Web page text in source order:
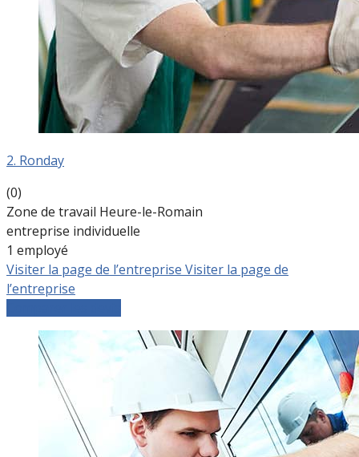
2. Ronday
(0)
Zone de travail Heure-le-Romain
entreprise individuelle
1 employé
Visiter la page de l’entreprise Visiter la page de
l’entreprise